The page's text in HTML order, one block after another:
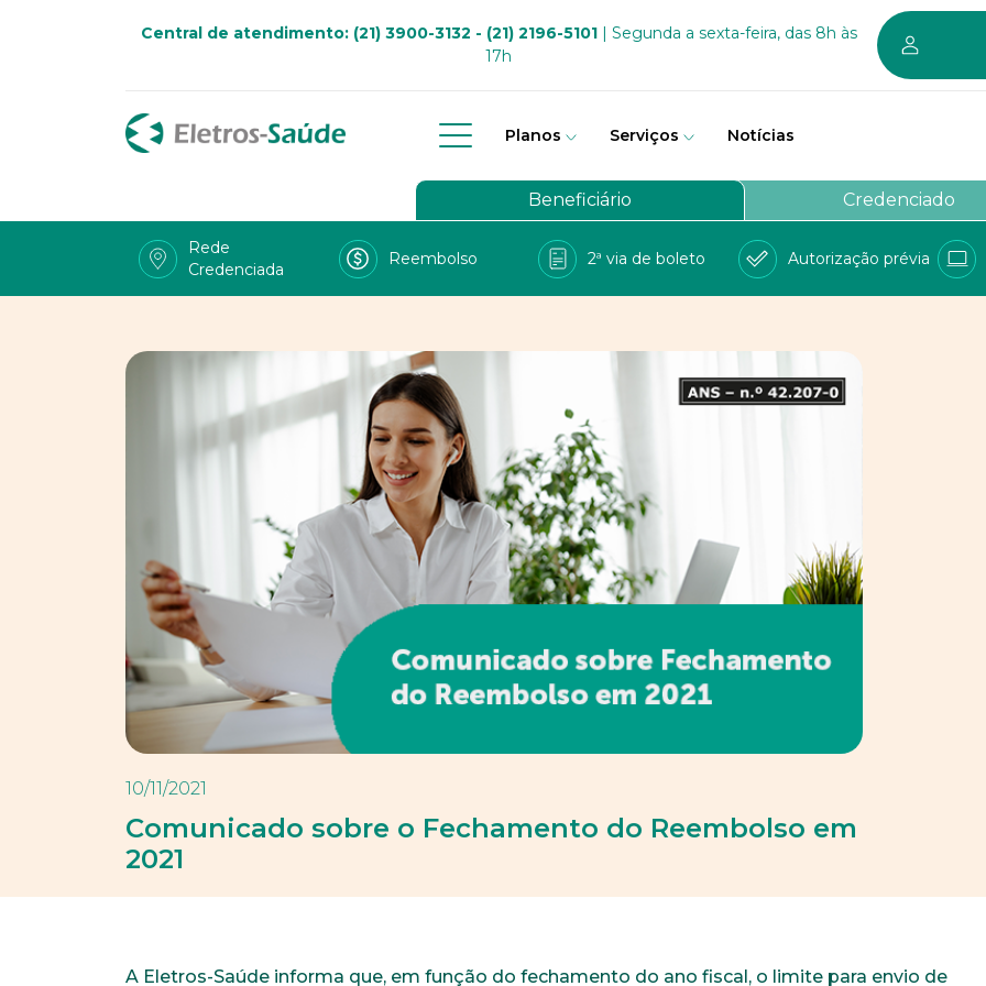
Central de atendimento: (21) 3900-3132 - (21) 2196-5101| Segunda a sexta-feira, das 8h às
17h
Planos Serviços Notícias
Quem somos
Governança
Viva Bem
Trabalhe conosco
Uso sustentável dos planos
Beneficiário Credenciado
Rede
Credenciada
Reembolso 2ª via de boleto Autorização prévia
10/11/2021
Comunicado sobre o Fechamento do Reembolso em
2021
A Eletros-Saúde informa que, em função do fechamento do ano fiscal, o limite para envio de